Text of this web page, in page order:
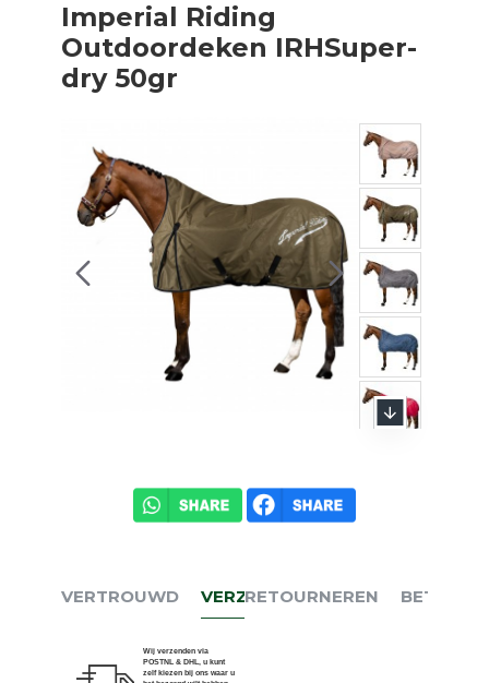
Imperial Riding
Outdoordeken IRHSuper-
dry 50gr
VERTROUWD VERZENDEN
Wij verzenden via
POSTNL & DHL, u kunt
zelf kiezen bij ons waar u
RETOURNEREN BETALEN